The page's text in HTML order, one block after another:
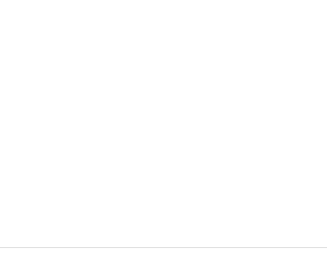
ลี่ย 5 จาก 5, 11 รีวิว